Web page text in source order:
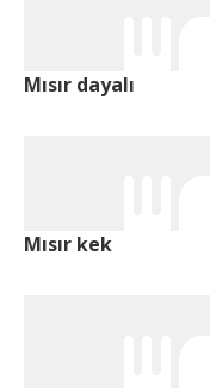
Mısır dayalı
Mısır kek